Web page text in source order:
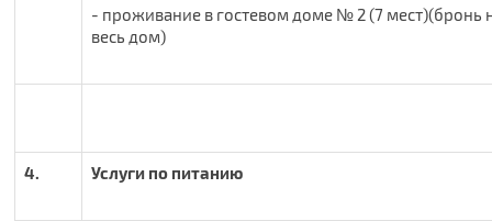
- проживание в гостевом доме № 2 (7 мест)(бронь
весь дом)
4. Услуги по питанию